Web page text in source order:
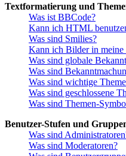
Textformatierung und
Was ist BBCode?
Kann ich HTML
Was sind Smilies?
Kann ich Bilder in meine
Was sind globale
Was sind
Was sind wichtige
Was sind geschlossene
Was sind Themen-
Benutzer-Stufen und
Was sind
Was sind Moderatoren?